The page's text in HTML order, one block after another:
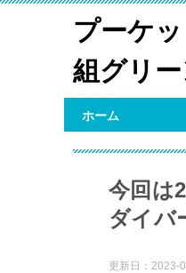
プーケ
組グリー
ホーム
今回は
ダイバ
更新日： 2023-